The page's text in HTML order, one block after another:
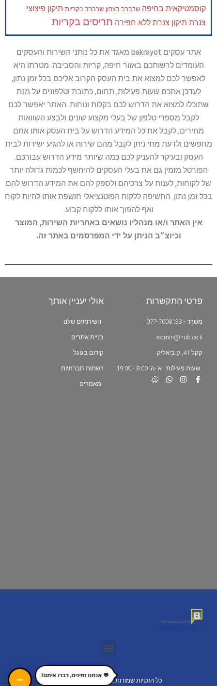
קוסמטיקאית בחיפה שרברב בצפון שרברב בקריות תיקון פיצוצי
צנרת תיקון צנרת ללא חפירה תריסים בקריות
אתר עסקים bakrayot מאגד את כל נותני השירות והעסקים
העומדים לרשותכם באזור חיפה, קריות והסביבה. מטרתו היא
לאפשר לכם למצוא את בית העסק הקרוב אליכם בכל זמן נתון,
לעדכן אתכם שעות פעילות, תחום, כתובת וטלפונים על מנת
שתוכלו למצוא את הדרוש לכם בקלות ונוחות. האתר יאפשר לכם
לקבל מספרי טלפון של בעלי מקצוע שונים ולבצע השוואות
מחירים, לקבל את כל המידע הדרוש על בית העסק אותו אתם
מחפשים ולדעת מתי ניתן לקבל מהם שירות או להגיע ישירות לבית
העסק ובעיקר להעניק לכם כמה שיותר מידע הדרוש עבורכם.
הפורטל מזמין גם את בעלי העסקים להיחשף לכמות גדולה יותר
של לקוחות, לענות על צרכיהם ולספק להם את המידע הדרוש להם
בכל זמן נתון. החשיפה ללקוח הפוטנציאלי חושפת אותו להיות לקוח
ואף להפוך אותו ללקוח קבוע.
אין האתר ו/או מנהליו נושאים באחריות השירות, המוצר
וכיוצ״ב הניתן על ידי המפרסמים באתר זה.
פרטי התקשרות
משרד - 077-7008133
admin@hub.co.il
קקל 41, ק.ביאליק
שעות פעילות : א'-ה' 8:00 - 19:00
אולי יעניין אותך
השירותים שלנו
בניית אתרים
קידום בגוגל
רשתות חברתיות
מאמרים
כל הזכויות שמורות 2022 bakrayot.co.il © 🦈
💬 אנחנו זמינים, דברו איתנו!